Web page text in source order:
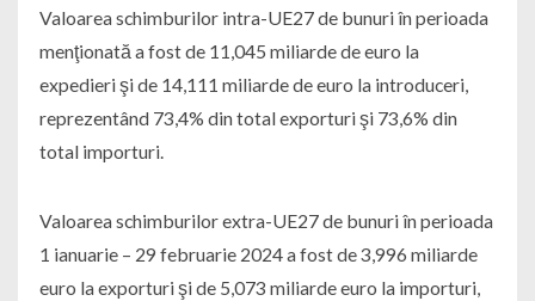
Valoarea schimburilor intra-UE27 de bunuri în perioada
menţionată a fost de 11,045 miliarde de euro la
expedieri şi de 14,111 miliarde de euro la introduceri,
reprezentând 73,4% din total exporturi şi 73,6% din
total importuri.
Valoarea schimburilor extra-UE27 de bunuri în perioada
1 ianuarie – 29 februarie 2024 a fost de 3,996 miliarde
euro la exporturi şi de 5,073 miliarde euro la importuri,